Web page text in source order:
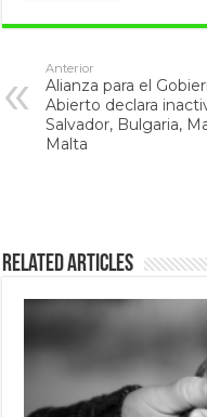
Anterior
Alianza para el
Abierto declara
Salvador, Bulgaria,
Malta
Related Articles